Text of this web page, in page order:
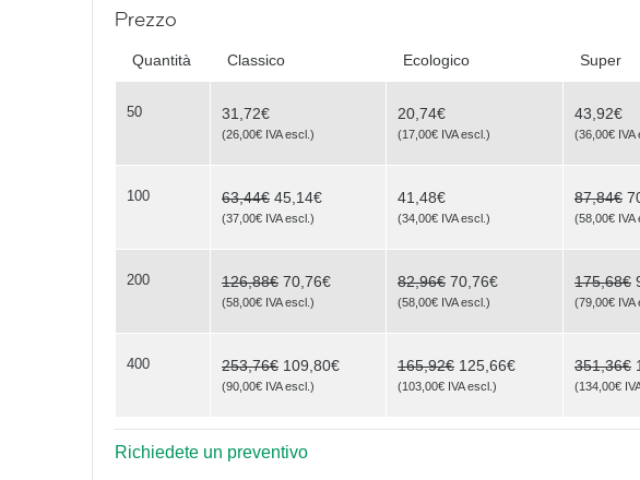
Be
Prezzo
Quantità Classico Ecologico Super
50 31,72€
(26,00€ IVA escl. )
20,74€
(17,00€ IVA escl. )
43,92€
(36,00€ IVA
100 63,44€ 45,14€
(37,00€ IVA escl. )
41,48€
(34,00€ IVA escl. )
87,84€
(58,00€ IVA
200 126,88€ 70,76€
(58,00€ IVA escl. )
82,96€ 70,76€
(58,00€ IVA escl. )
175,68€
(79,00€ IVA
400 253,76€ 109,80€
(90,00€ IVA escl. )
165,92€ 125,66€
(103,00€ IVA escl. )
351,36€
(134,00€
Richiedete un preventivo